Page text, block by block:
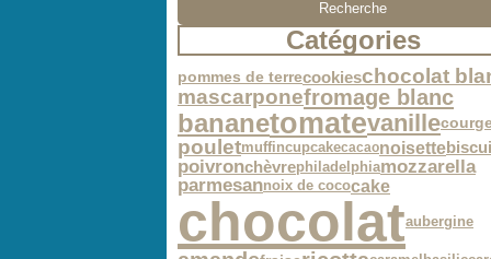
Catégories
pommes de terrecookieschocolat
mascarponefromage blanc
bananetomatevanille
pouletmuffincupcakecacaonoisette
poivronchèvrephiladelphiamozzarella
parmesannoix de cococake
chocolataubergine